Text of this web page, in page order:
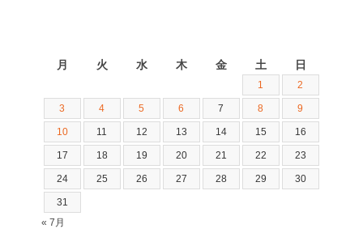
月 火 水 木 金 土 日
1 2
3 4 5 6 7 8 9
10 11 12 13 14 15 16
17 18 19 20 21 22 23
24 25 26 27 28 29 30
31
« 7月